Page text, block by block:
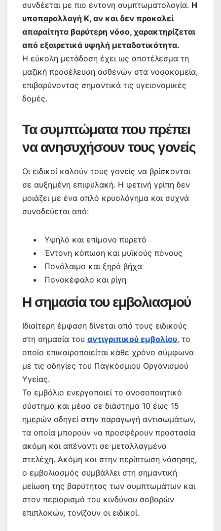
συνδέεται με πιο έντονη συμπτωματολογία. Η
υποπαραλλαγή Κ, αν και δεν προκαλεί
απαραίτητα βαρύτερη νόσο, χαρακτηρίζεται
από εξαιρετικά υψηλή μεταδοτικότητα.
Η εύκολη μετάδοση έχει ως αποτέλεσμα τη
μαζική προσέλευση ασθενών στα νοσοκομεία,
επιβαρύνοντας σημαντικά τις υγειονομικές
δομές.
Τα συμπτώματα που πρέπει
να ανησυχήσουν τους γονείς
Οι ειδικοί καλούν τους γονείς να βρίσκονται
σε αυξημένη επιφυλακή. Η φετινή γρίπη δεν
μοιάζει με ένα απλό κρυολόγημα και συχνά
συνοδεύεται από:
Υψηλό και επίμονο πυρετό
Έντονη κόπωση και μυϊκούς πόνους
Πονόλαιμο και ξηρό βήχα
Πονοκέφαλο και ρίγη
Η σημασία του εμβολιασμού
Ιδιαίτερη έμφαση δίνεται από τους ειδικούς
στη σημασία του αντιγριπικού εμβολίου, το
οποίο επικαιροποιείται κάθε χρόνο σύμφωνα
με τις οδηγίες του Παγκόσμιου Οργανισμού
Υγείας.
Το εμβόλιο ενεργοποιεί το ανοσοποιητικό
σύστημα και μέσα σε διάστημα 10 έως 15
ημερών οδηγεί στην παραγωγή αντισωμάτων,
τα οποία μπορούν να προσφέρουν προστασία
ακόμη και απέναντι σε μεταλλαγμένα
στελέχη. Ακόμη και στην περίπτωση νόσησης,
ο εμβολιασμός συμβάλλει στη σημαντική
μείωση της βαρύτητας των συμπτωμάτων και
στον περιορισμό του κινδύνου σοβαρών
επιπλοκών, τονίζουν οι ειδικοί.